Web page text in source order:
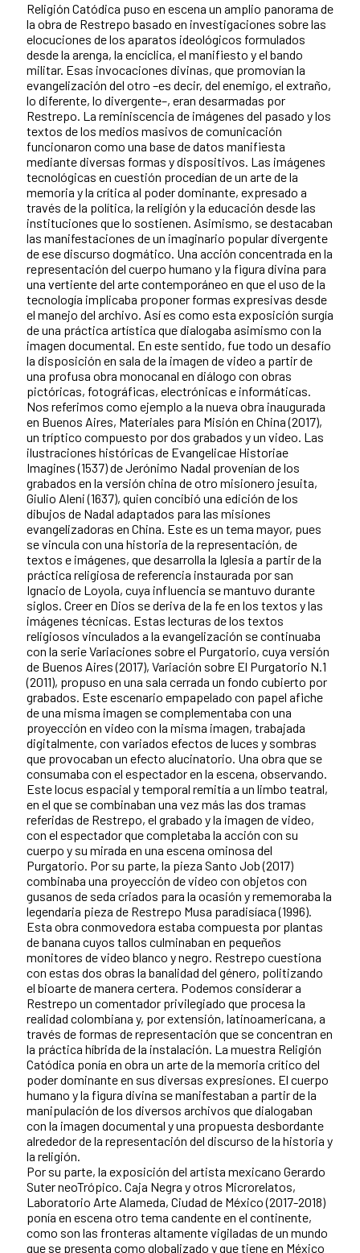
Religión Catódica puso en escena un amplio panorama de
la obra de Restrepo basado en investigaciones sobre las
elocuciones de los aparatos ideológicos formulados
desde la arenga, la encíclica, el manifiesto y el bando
militar. Esas invocaciones divinas, que promovían la
evangelización del otro –es decir, del enemigo, el extraño,
lo diferente, lo divergente–, eran desarmadas por
Restrepo. La reminiscencia de imágenes del pasado y los
textos de los medios masivos de comunicación
funcionaron como una base de datos manifiesta
mediante diversas formas y dispositivos. Las imágenes
tecnológicas en cuestión procedían de un arte de la
memoria y la crítica al poder dominante, expresado a
través de la política, la religión y la educación desde las
instituciones que lo sostienen. Asimismo, se destacaban
las manifestaciones de un imaginario popular divergente
de ese discurso dogmático. Una acción concentrada en la
representación del cuerpo humano y la figura divina para
una vertiente del arte contemporáneo en que el uso de la
tecnología implicaba proponer formas expresivas desde
el manejo del archivo. Así es como esta exposición surgía
de una práctica artística que dialogaba asimismo con la
imagen documental. En este sentido, fue todo un desafío
la disposición en sala de la imagen de video a partir de
una profusa obra monocanal en diálogo con obras
pictóricas, fotográficas, electrónicas e informáticas.
Nos referimos como ejemplo a la nueva obra inaugurada
en Buenos Aires, Materiales para Misión en China (2017),
un tríptico compuesto por dos grabados y un video. Las
ilustraciones históricas de Evangelicae Historiae
Imagines (1537) de Jerónimo Nadal provenían de los
grabados en la versión china de otro misionero jesuita,
Giulio Aleni (1637), quien concibió una edición de los
dibujos de Nadal adaptados para las misiones
evangelizadoras en China. Este es un tema mayor, pues
se vincula con una historia de la representación, de
textos e imágenes, que desarrolla la Iglesia a partir de la
práctica religiosa de referencia instaurada por san
Ignacio de Loyola, cuya influencia se mantuvo durante
siglos. Creer en Dios se deriva de la fe en los textos y las
imágenes técnicas. Estas lecturas de los textos
religiosos vinculados a la evangelización se continuaba
con la serie Variaciones sobre el Purgatorio, cuya versión
de Buenos Aires (2017), Variación sobre El Purgatorio N.1
(2011), propuso en una sala cerrada un fondo cubierto por
grabados. Este escenario empapelado con papel afiche
de una misma imagen se complementaba con una
proyección en video con la misma imagen, trabajada
digitalmente, con variados efectos de luces y sombras
que provocaban un efecto alucinatorio. Una obra que se
consumaba con el espectador en la escena, observando.
Este locus espacial y temporal remitía a un limbo teatral,
en el que se combinaban una vez más las dos tramas
referidas de Restrepo, el grabado y la imagen de video,
con el espectador que completaba la acción con su
cuerpo y su mirada en una escena ominosa del
Purgatorio. Por su parte, la pieza Santo Job (2017)
combinaba una proyección de video con objetos con
gusanos de seda criados para la ocasión y rememoraba la
legendaria pieza de Restrepo Musa paradisíaca (1996).
Esta obra conmovedora estaba compuesta por plantas
de banana cuyos tallos culminaban en pequeños
monitores de video blanco y negro. Restrepo cuestiona
con estas dos obras la banalidad del género, politizando
el bioarte de manera certera. Podemos considerar a
Restrepo un comentador privilegiado que procesa la
realidad colombiana y, por extensión, latinoamericana, a
través de formas de representación que se concentran en
la práctica híbrida de la instalación. La muestra Religión
Catódica ponía en obra un arte de la memoria crítico del
poder dominante en sus diversas expresiones. El cuerpo
humano y la figura divina se manifestaban a partir de la
manipulación de los diversos archivos que dialogaban
con la imagen documental y una propuesta desbordante
alrededor de la representación del discurso de la historia y
la religión.
Por su parte, la exposición del artista mexicano Gerardo
Suter neoTrópico. Caja Negra y otros Microrelatos,
Laboratorio Arte Alameda, Ciudad de México (2017-2018)
ponía en escena otro tema candente en el continente,
como son las fronteras altamente vigiladas de un mundo
que se presenta como globalizado y que tiene en México